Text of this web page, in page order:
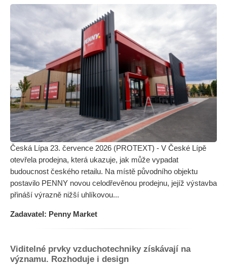
Česká Lípa 23. července 2026 (PROTEXT) - V České Lípě
otevřela prodejna, která ukazuje, jak může vypadat
budoucnost českého retailu. Na místě původního objektu
postavilo PENNY novou celodřevěnou prodejnu, jejíž výstavba
přináší výrazně nižší uhlíkovou...
Zadavatel: Penny Market
Viditelné prvky vzduchotechniky získávají na
významu. Rozhoduje i design